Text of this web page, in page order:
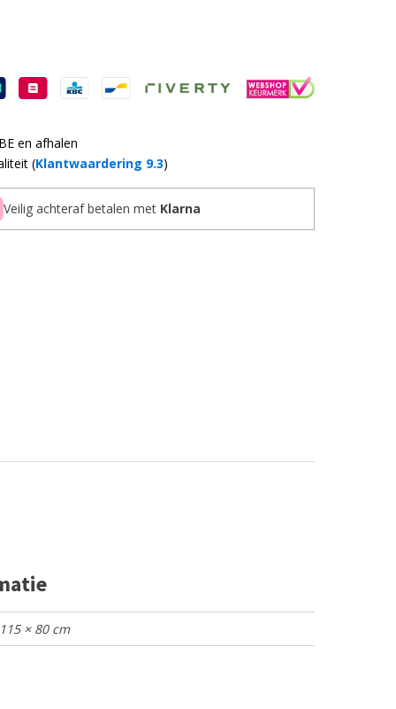
en afhalen
(Klantwaardering 9.3)
Veilig achteraf betalen met Klarna
× 80 cm